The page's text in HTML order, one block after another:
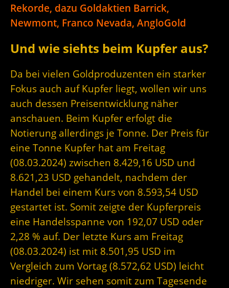
Rekorde, dazu Goldaktien Barrick,
Newmont, Franco Nevada, AngloGold
Und wie siehts beim Kupfer aus?
Da bei vielen Goldproduzenten ein starker
Fokus auch auf Kupfer liegt, wollen wir uns
auch dessen Preisentwicklung näher
anschauen. Beim Kupfer erfolgt die
Notierung allerdings je Tonne. Der Preis für
eine Tonne Kupfer hat am Freitag
(08.03.2024) zwischen 8.429,16 USD und
8.621,23 USD gehandelt, nachdem der
Handel bei einem Kurs von 8.593,54 USD
gestartet ist. Somit zeigte der Kupferpreis
eine Handelsspanne von 192,07 USD oder
2,28 % auf. Der letzte Kurs am Freitag
(08.03.2024) ist mit 8.501,95 USD im
Vergleich zum Vortag (8.572,62 USD) leicht
niedriger. Wir sehen somit zum Tagesende